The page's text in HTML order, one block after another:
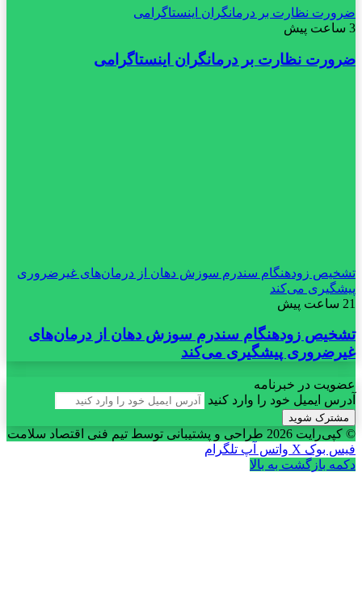
ضرورت نظارت بر درمانگران اینستاگرامی
3 ساعت پیش
ضرورت نظارت بر درمانگران اینستاگرامی
تشخیص زودهنگام سندرم سوزش دهان از درمان‌های غیرضروری
پیشگیری می‌کند
21 ساعت پیش
تشخیص زودهنگام سندرم سوزش دهان از درمان‌های
غیرضروری پیشگیری می‌کند
عضویت در خبرنامه
آدرس ایمیل خود را وارد کنید
© کپی‌رایت 2026
طراحی و پشتیبانی توسط تیم فنی اقتصاد سلامت
فیس بوک X واتس آپ تلگرام
دکمه بازگشت به بالا